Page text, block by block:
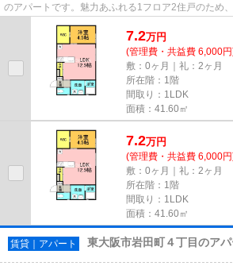
のアパートです。魅力あふれる1フロア2住戸のため
す。駐車場まで100mの物件、い...
7.2万円
(管理費・共益費 6,000
敷：0ヶ月｜礼：2ヶ月
所在階：1階
間取り：1LDK
面積：41.60㎡
7.2万円
(管理費・共益費 6,000
敷：0ヶ月｜礼：2ヶ月
所在階：1階
間取り：1LDK
面積：41.60㎡
賃貸｜アパート 東大阪市岩田町４丁目のアパ